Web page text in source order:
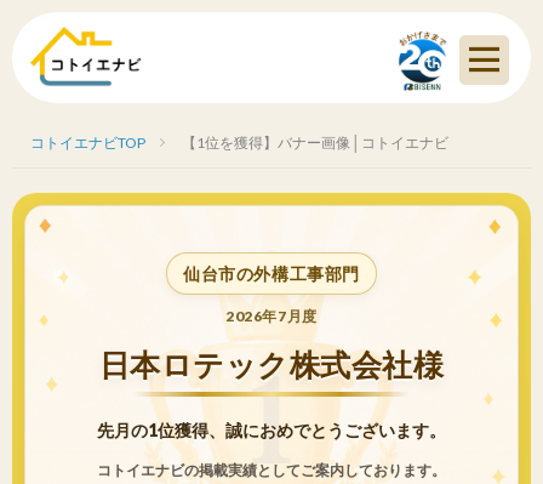
コトイエナビTOP 【1位を獲得】バナー画像│コトイエナビ
仙台市の外構工事部門
2026年7月度
日本ロテック株式会社様
先月の1位獲得、誠におめでとうございます。
コトイエナビの掲載実績としてご案内しております。